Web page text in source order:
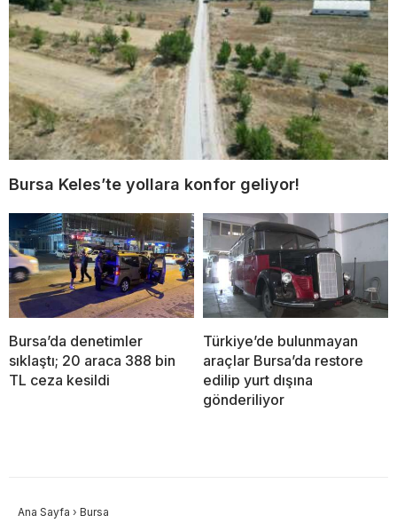
Bursa Keles’te yollara konfor geliyor!
Bursa’da denetimler
sıklaştı; 20 araca 388 bin
TL ceza kesildi
Türkiye’de bulunmayan
araçlar Bursa’da restore
edilip yurt dışına
gönderiliyor
Ana Sayfa › Bursa